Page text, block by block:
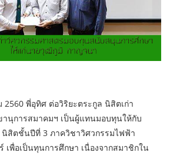
พี่อุทิศ ต่อวิริยะตระกูล นิสิตเก่า
านุการสมาคมฯ เป็นผู้แทนมอบทุนให้กับ
สิตชั้นปีที่ 3 ภาควิชาวิศวกรรมไฟฟ้า
เพื่อเป็นทุนการศึกษา เนื่องจากสมาชิกใน